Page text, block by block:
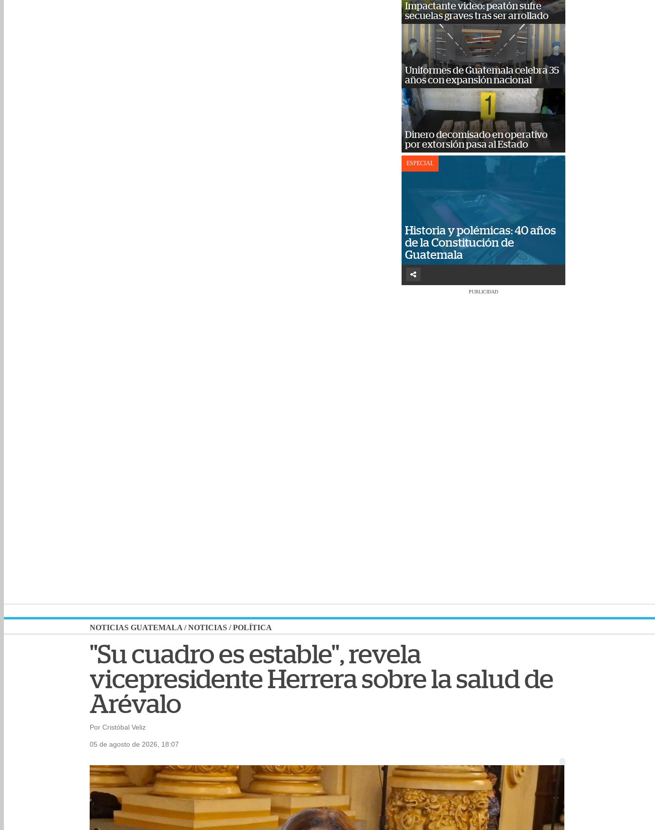
Impactante video: peatón sufre
secuelas graves tras ser arrollado
Uniformes de Guatemala celebra 35
años con expansión nacional
Dinero decomisado en operativo
por extorsión pasa al Estado
ESPECIAL
Historia y polémicas: 40 años
de la Constitución de
Guatemala
PUBLICIDAD
NOTICIAS GUATEMALA /NOTICIAS /POLÍTICA
"Su cuadro es estable", revela
vicepresidente Herrera sobre la salud de
Arévalo
Por Cristóbal Veliz
05 de agosto de 2026, 18:07